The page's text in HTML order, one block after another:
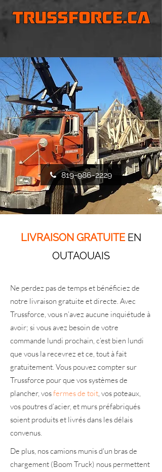
819-986-2229
LIVRAISON GRATUITEEN
OUTAOUAIS
Ne perdez pas de temps et bénéficiez de
notre livraison gratuite et directe. Avec
Trussforce, vous n’avez aucune inquiétude à
avoir; si vous avez besoin de votre
commande lundi prochain, c’est bien lundi
que vous la recevrez et ce, tout à fait
gratuitement. Vous pouvez compter sur
Trussforce pour que vos systèmes de
plancher, vosfermes de toit, vos poteaux,
vos poutres d’acier, et murs préfabriqués
soient produits et livrés dans les délais
convenus.
De plus, nos camions munis d'un bras de
chargement (Boom Truck) nous permettent